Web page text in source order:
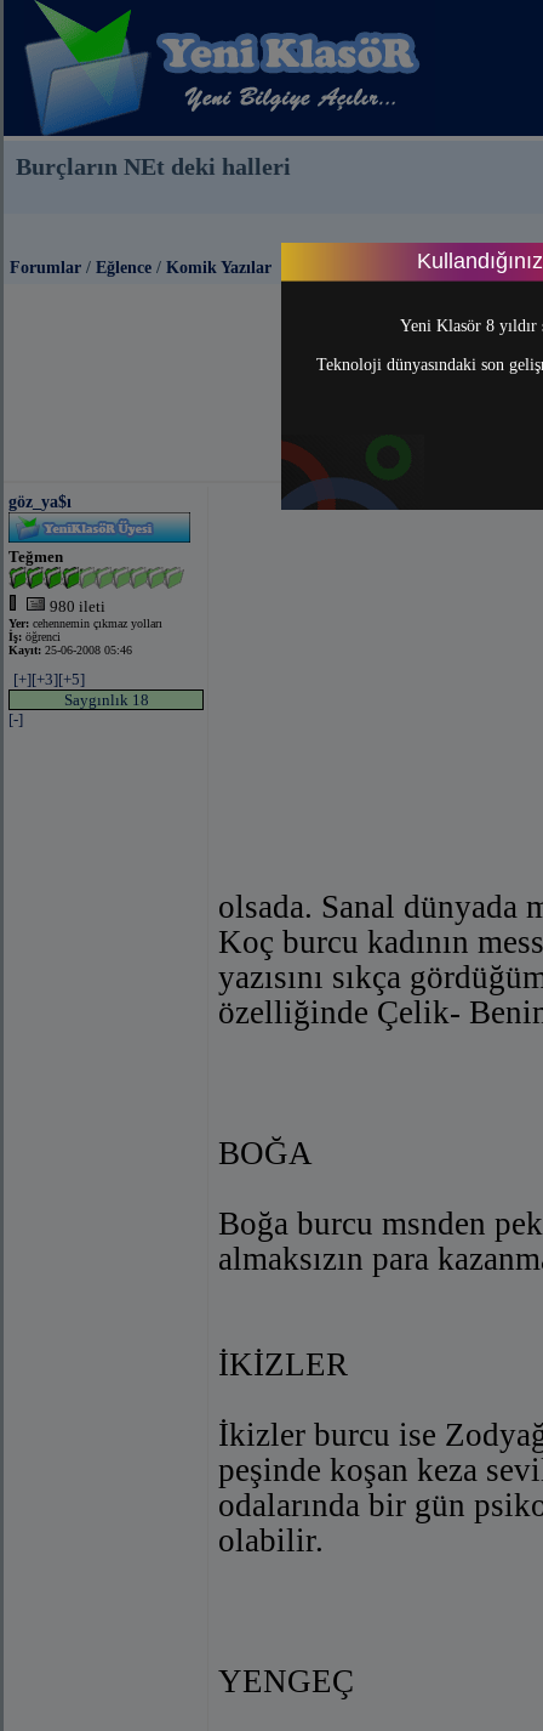
Yeni Klasör 8
Teknoloji dünyasındaki son
Burçların NEt deki halleri
Forumlar / Eğlence / Komik Yazılar
göz_ya$ı
Teğmen
980 ileti
Yer: cehennemin çıkmaz yolları
İş: öğrenci
Kayıt: 25-06-2008 05:46
[+][+3][+5]
Saygınlık 18
[-]
olsada. Sanal dünyada
Koç burcu kadının
yazısını sıkça
özelliğinde Çelik-
BOĞA
Boğa burcu msnden
almaksızın para
İKİZLER
İkizler burcu ise
peşinde koşan keza
odalarında bir gün
olabilir.
YENGEÇ